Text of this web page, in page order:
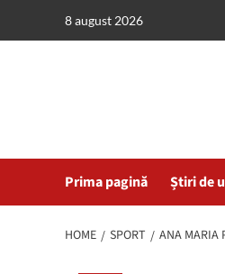
8 august 2026
Prima pagină Știri de
HOME SPORT ANA MARIA